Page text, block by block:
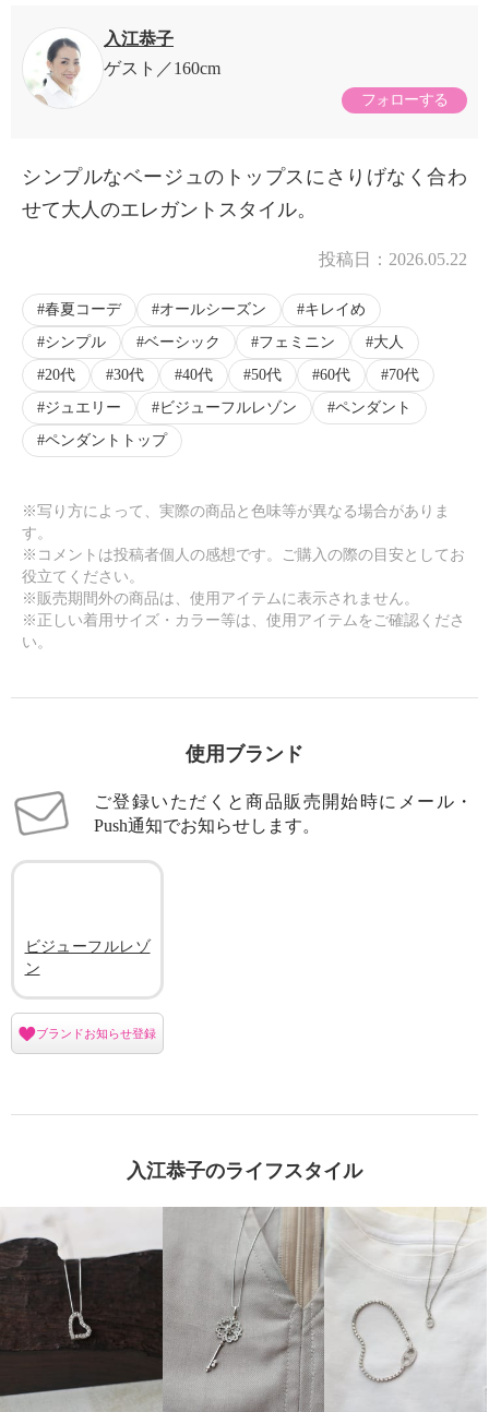
入江恭子
ゲスト
160cm
フォローする
シンプルなベージュのトップスにさりげなく合わ
せて大人のエレガントスタイル。
投稿日： 2026.05.22
春夏コーデ オールシーズン
キレイめ
シンプル
ベーシック フェミニン
大人
20代
30代 40代 50代 60代
70代
ジュエリー
ビジューフルレゾン
ペンダント
ペンダントトップ
※写り方によって、実際の商品と色味等が異なる場合がありま
す。
※コメントは投稿者個人の感想です。ご購入の際の目安としてお
役立てください。
※販売期間外の商品は、使用アイテムに表示されません。
※正しい着用サイズ・カラー等は、使用アイテムをご確認くださ
い。
使用ブランド
ご登録いただくと商品販売開始時にメール・
Push通知でお知らせします。
ビジューフルレゾ
ン
ブランドお知らせ登録
入江恭子のライフスタイル